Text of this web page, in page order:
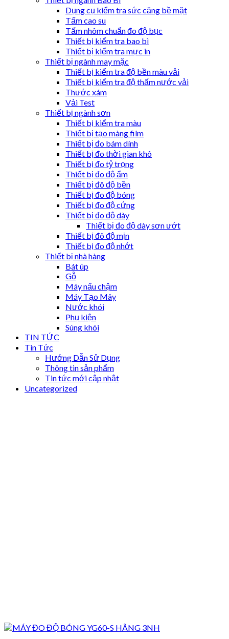
Dụng cụ kiểm tra sức căng bề mặt
Tấm cao su
Tấm nhôm chuẩn đo độ bục
Thiết bị kiểm tra bao bì
Thiết bị kiểm tra mực in
Thiết bị ngành may mặc
Thiết bị kiểm tra độ bền màu vải
Thiết bị kiểm tra độ thấm nước vải
Thước xám
Vải Test
Thiết bị ngành sơn
Thiết bị kiểm tra màu
Thiết bị tạo màng film
Thiết bị đo bám dính
Thiết bị đo thời gian khô
Thiết bị đo tỷ trọng
Thiết bị đo độ ẩm
Thiết bị đô độ bền
Thiết bị đo độ bóng
Thiết bị đo độ cứng
Thiết bị đo độ dày
Thiết bị đo độ dày sơn ướt
Thiết bị đô độ mịn
Thiết bị đo độ nhớt
Thiết bị nhà hàng
Bát úp
Gỗ
Máy nấu chậm
Máy Tạo Mây
Nước khói
Phụ kiện
Súng khói
TIN TỨC
Tin Tức
Hướng Dẫn Sử Dụng
Thông tin sản phẩm
Tin tức mới cập nhật
Uncategorized